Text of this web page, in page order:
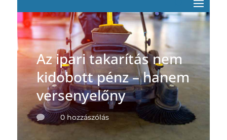
Az ipari takarítás nem
kidobott pénz – hanem
versenyelőny
 0 hozzászólás